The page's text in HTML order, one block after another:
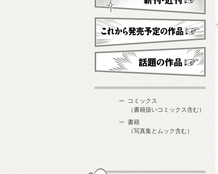
新刊・近刊
これから発売予定
コミックス
（書籍扱いコミックス含む）
書籍
（写真集とムック含む）